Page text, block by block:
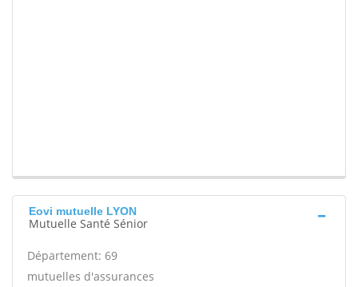
Eovi mutuelle LYON
Mutuelle Santé Sénior
Département: 69
mutuelles d'assurances